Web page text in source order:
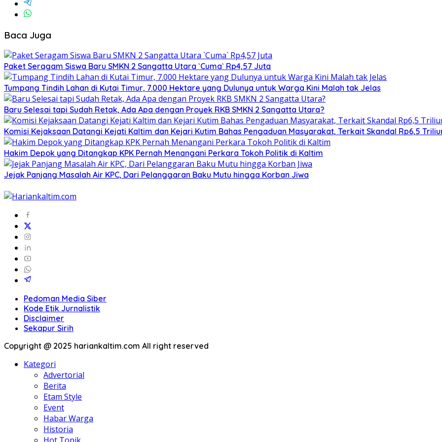
Baca Juga
Paket Seragam Siswa Baru SMKN 2 Sangatta Utara `Cuma` Rp4,57 Juta
Tumpang Tindih Lahan di Kutai Timur, 7.000 Hektare yang Dulunya untuk Warga Kini Malah tak Jelas
Baru Selesai tapi Sudah Retak, Ada Apa dengan Proyek RKB SMKN 2 Sangatta Utara?
Komisi Kejaksaan Datangi Kejati Kaltim dan Kejari Kutim Bahas Pengaduan Masyarakat, Terkait Skandal Rp6,5
Hakim Depok yang Ditangkap KPK Pernah Menangani Perkara Tokoh Politik di Kaltim
Jejak Panjang Masalah Air KPC, Dari Pelanggaran Baku Mutu hingga Korban Jiwa
Pedoman Media Siber
Kode Etik Jurnalistik
Disclaimer
Sekapur Sirih
Copyright @ 2025 hariankaltim.com All right reserved
Kategori
Advertorial
Berita
Etam Style
Event
Habar Warga
Historia